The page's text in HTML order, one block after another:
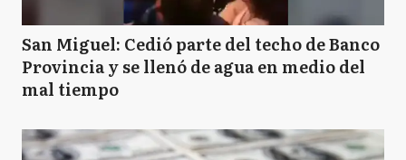
San Miguel: Cedió parte del techo de Banco
Provincia y se llenó de agua en medio del
mal tiempo